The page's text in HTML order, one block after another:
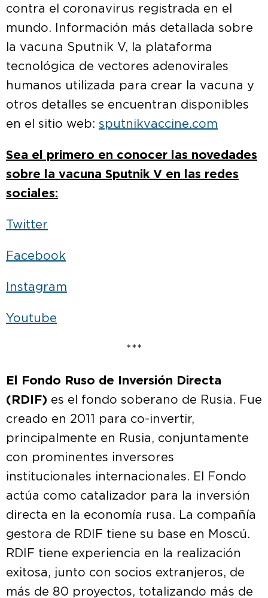
contra el coronavirus registrada en el
mundo. Información más detallada sobre
la vacuna Sputnik V, la plataforma
tecnológica de vectores adenovirales
humanos utilizada para crear la vacuna y
otros detalles se encuentran disponibles
en el sitio web: sputnikvaccine.com
Sea el primero en conocer las novedades
sobre la vacuna Sputnik V en las redes
sociales:
Twitter
Facebook
Instagram
Youtube
***
El Fondo Ruso de Inversión Directa
(RDIF) es el fondo soberano de Rusia. Fue
creado en 2011 para co-invertir,
principalmente en Rusia, conjuntamente
con prominentes inversores
institucionales internacionales. El Fondo
actúa como catalizador para la inversión
directa en la economía rusa. La compañía
gestora de RDIF tiene su base en Moscú.
RDIF tiene experiencia en la realización
exitosa, junto con socios extranjeros, de
más de 80 proyectos, totalizando más de